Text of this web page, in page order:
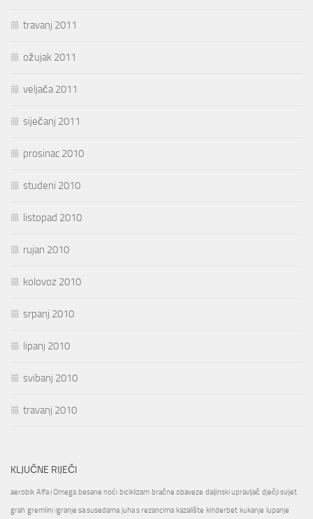
travanj 2011
ožujak 2011
veljača 2011
siječanj 2011
prosinac 2010
studeni 2010
listopad 2010
rujan 2010
kolovoz 2010
srpanj 2010
lipanj 2010
svibanj 2010
travanj 2010
KLJUČNE RIJEČI
aerobik Alfa i Omega besane noći biciklizam bračne obaveze daljinski upravljač dječji svijet
grah gremlini igranje sa susedama juha s rezancima kazalište kinderbet kukanje lupanje